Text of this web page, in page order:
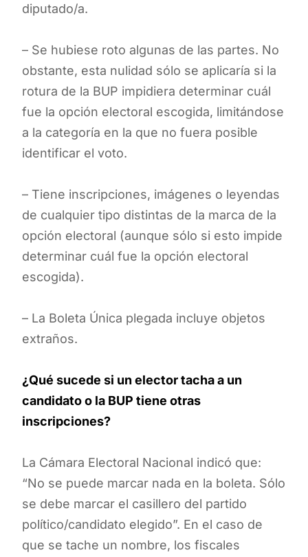
diputado/a.
– Se hubiese roto algunas de las partes. No
obstante, esta nulidad sólo se aplicaría si la
rotura de la BUP impidiera determinar cuál
fue la opción electoral escogida, limitándose
a la categoría en la que no fuera posible
identificar el voto.
– Tiene inscripciones, imágenes o leyendas
de cualquier tipo distintas de la marca de la
opción electoral (aunque sólo si esto impide
determinar cuál fue la opción electoral
escogida).
– La Boleta Única plegada incluye objetos
extraños.
¿Qué sucede si un elector tacha a un
candidato o la BUP tiene otras
inscripciones?
La Cámara Electoral Nacional indicó que:
“No se puede marcar nada en la boleta. Sólo
se debe marcar el casillero del partido
político/candidato elegido”. En el caso de
que se tache un nombre, los fiscales